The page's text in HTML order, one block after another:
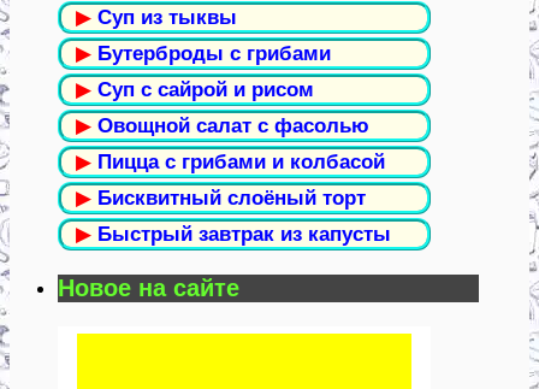
▶ Суп из тыквы
▶ Бутерброды с грибами
▶ Суп с сайрой и рисом
▶ Овощной салат с фасолью
▶ Пицца с грибами и колбасой
▶ Бисквитный слоёный торт
▶ Быстрый завтрак из капусты
Новое на сайте